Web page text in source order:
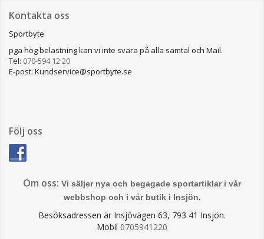
Kontakta oss
Sportbyte
pga hög belastning kan vi inte svara på alla samtal och Mail.
Tel: 070-594 12 20
E-post: Kundservice@sportbyte.se
Följ oss
Om oss: Vi säljer nya och begagade sportartiklar i vår
webbshop och i vår butik i Insjön.
Besöksadressen är Insjövägen 63, 793 41 Insjön.
Mobil 0705941220